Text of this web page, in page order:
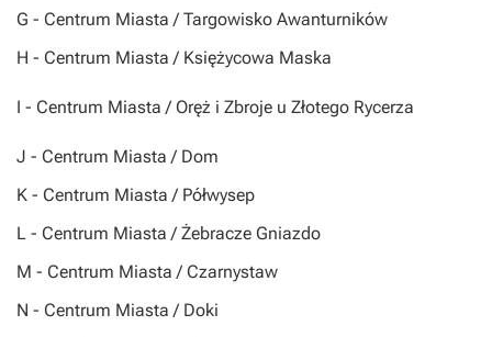
G - Centrum Miasta / Targowisko Awanturników
H - Centrum Miasta / Księżycowa Maska
I - Centrum Miasta / Oręż i Zbroje u Złotego Rycerza
J - Centrum Miasta / Dom
K - Centrum Miasta / Półwysep
L - Centrum Miasta / Żebracze Gniazdo
M - Centrum Miasta / Czarnystaw
N - Centrum Miasta / Doki